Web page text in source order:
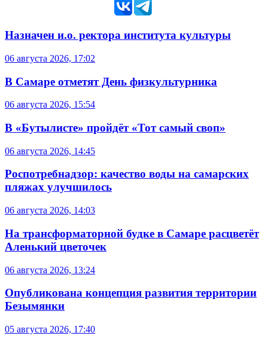
Назначен и.о. ректора института культуры
06 августа 2026, 17:02
В Самаре отметят День физкультурника
06 августа 2026, 15:54
В «Бутылисте» пройдёт «Тот самый своп»
06 августа 2026, 14:45
Роспотребнадзор: качество воды на самарских
пляжах улучшилось
06 августа 2026, 14:03
На трансформаторной будке в Самаре расцветёт
Аленький цветочек
06 августа 2026, 13:24
Опубликована концепция развития территории
Безымянки
05 августа 2026, 17:40